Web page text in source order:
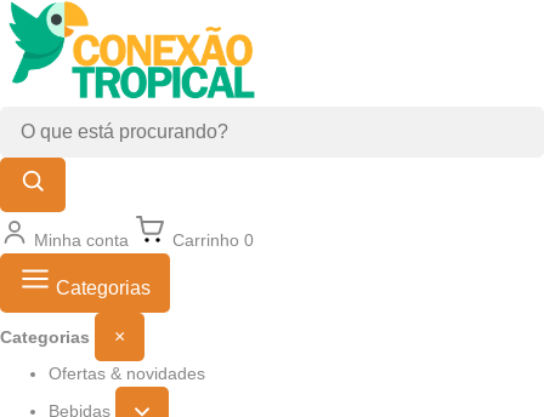
Minha conta Carrinho 0
Categorias
Categorias ×
Ofertas & novidades
Bebidas